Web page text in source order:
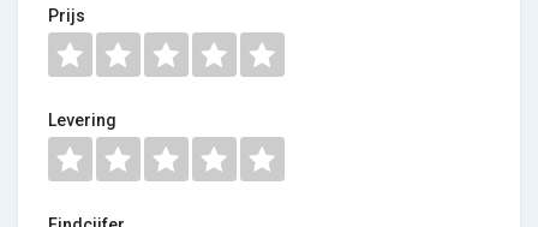
Prijs
Levering